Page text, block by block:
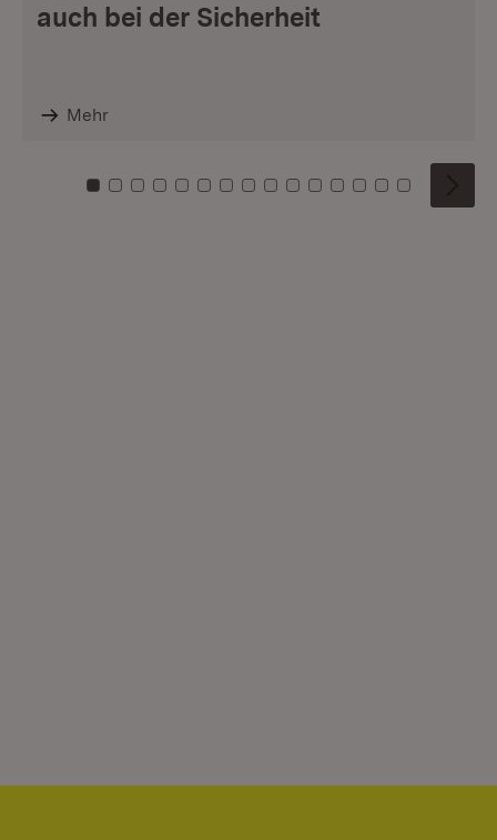
auch bei der Sicherheit
Mehr
Zu Kachel: 0
Zu Kachel: 1
Zu Kachel: 2
Zu Kachel: 3
Zu Kachel: 4
Zu Kachel: 5
Zu Kachel: 6
Zu Kachel: 7
Zu Kachel: 8
Zu Kachel: 9
Zu Kachel: 10
Zu Kachel: 11
Zu Kachel: 12
Zu Kachel:
Zu